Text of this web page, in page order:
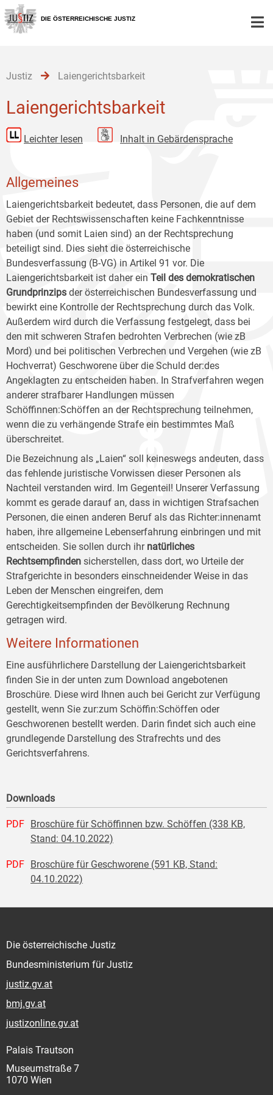
Zur
Hauptnavigation
[1]
Zum
Inhalt
[2]
Zum
Untermenü
[3]
DIE ÖSTERREICHISCHE JUSTIZ
Justiz Laiengerichtsbarkeit
Laiengerichtsbarkeit
Leichter lesen Inhalt in Gebärdensprache
Allgemeines
Laiengerichtsbarkeit bedeutet, dass Personen, die auf dem
Gebiet der Rechtswissenschaften keine Fachkenntnisse
haben (und somit Laien sind) an der Rechtsprechung
beteiligt sind. Dies sieht die österreichische
Bundesverfassung (B-VG) in Artikel 91 vor. Die
Laiengerichtsbarkeit ist daher ein Teil des demokratischen
Grundprinzips der österreichischen Bundesverfassung und
bewirkt eine Kontrolle der Rechtsprechung durch das Volk.
Außerdem wird durch die Verfassung festgelegt, dass bei
den mit schweren Strafen bedrohten Verbrechen (wie zB
Mord) und bei politischen Verbrechen und Vergehen (wie zB
Hochverrat) Geschworene über die Schuld der:des
Angeklagten zu entscheiden haben. In Strafverfahren wegen
anderer strafbarer Handlungen müssen
Schöffinnen:Schöffen an der Rechtsprechung teilnehmen,
wenn die zu verhängende Strafe ein bestimmtes Maß
überschreitet.
Die Bezeichnung als „Laien“ soll keineswegs andeuten, dass
das fehlende juristische Vorwissen dieser Personen als
Nachteil verstanden wird. Im Gegenteil! Unserer Verfassung
kommt es gerade darauf an, dass in wichtigen Strafsachen
Personen, die einen anderen Beruf als das Richter:innenamt
haben, ihre allgemeine Lebenserfahrung einbringen und mit
entscheiden. Sie sollen durch ihr natürliches
Rechtsempfinden sicherstellen, dass dort, wo Urteile der
Strafgerichte in besonders einschneidender Weise in das
Leben der Menschen eingreifen, dem
Gerechtigkeitsempfinden der Bevölkerung Rechnung
getragen wird.
Weitere Informationen
Eine ausführlichere Darstellung der Laiengerichtsbarkeit
finden Sie in der unten zum Download angebotenen
Broschüre. Diese wird Ihnen auch bei Gericht zur Verfügung
gestellt, wenn Sie zur:zum Schöffin:Schöffen oder
Geschworenen bestellt werden. Darin findet sich auch eine
grundlegende Darstellung des Strafrechts und des
Gerichtsverfahrens.
Downloads
PDF Broschüre für Schöffinnen bzw. Schöffen (338 KB,
Stand: 04.10.2022)
PDF Broschüre für Geschworene (591 KB, Stand:
04.10.2022)
Die österreichische Justiz
Bundesministerium für Justiz
justiz.gv.at
bmj.gv.at
justizonline.gv.at
Palais Trautson
Museumstraße 7
1070 Wien